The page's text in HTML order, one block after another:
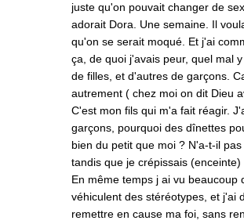
juste qu'on pouvait changer de
adorait Dora. Une semaine. Il
qu'on se serait moqué. Et j'ai
ça, de quoi j'avais peur, quel mal
de filles, et d'autres de garçons.
autrement ( chez moi on dit Dieu
C'est mon fils qui m'a fait réagir.
garçons, pourquoi des dînettes
bien du petit que moi ? N'a-t-il
tandis que je crépissais
En même temps j ai vu
véhiculent des stéréotypes, et j'ai
remettre en cause ma foi, sans